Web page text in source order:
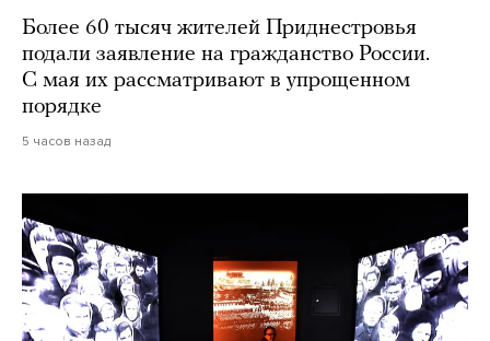
Более 60 тысяч жителей Приднестровья
подали заявление на гражданство России.
С мая их рассматривают в упрощенном
порядке
5 часов назад